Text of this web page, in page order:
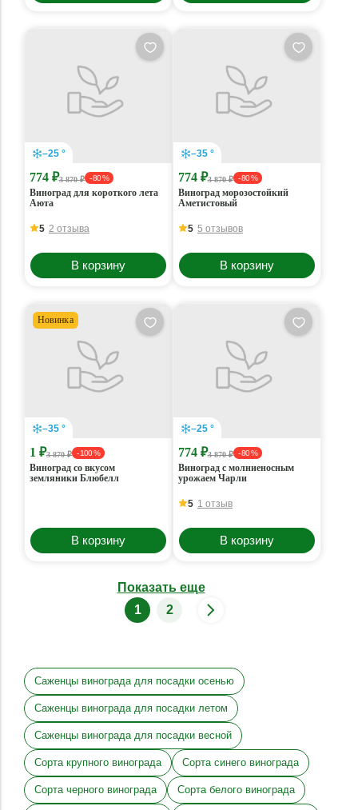
–25 °
774 ₽3 870 ₽ - 80 %
Виноград для короткого лета
Аюта
5 2 отзыва
В корзину
–35 °
774 ₽3 870 ₽ - 80 %
Виноград морозостойкий
Аметистовый
5 5 отзывов
В корзину
Новинка
–35 °
1 ₽3 870 ₽ - 100 %
Виноград со вкусом
земляники Блюбелл
В корзину
–25 °
774 ₽3 870 ₽ - 80 %
Виноград с молниеносным
урожаем Чарли
5 1 отзыв
В корзину
Показать еще
1
2
Саженцы винограда для посадки осенью
Саженцы винограда для посадки летом
Саженцы винограда для посадки весной
Сорта крупного винограда Сорта синего винограда
Сорта черного винограда Сорта белого винограда